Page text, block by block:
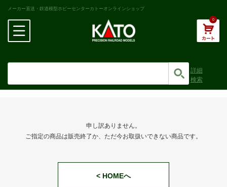
メーカー直送・鉄道模型ホビーセンターカトーオンラインショップ
0
詳細
検索
申し訳ありません。
ご指定の商品は販売終了か、ただ今お取扱いできない商品です。
< HOMEへ